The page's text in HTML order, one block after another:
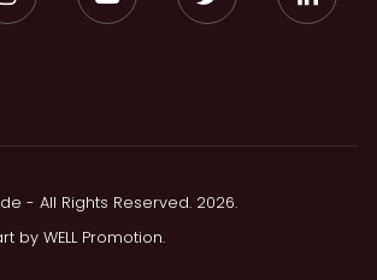
- All Rights Reserved. 2026.
by WELL Promotion.